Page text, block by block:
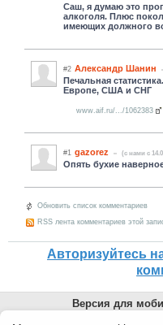
Саш, я думаю это
алкоголя. Плюс
имеющих должного
#2 Александр Шанин
Печальная
Европе, США и СНГ
www.aif.ru/.../1062383
#1 gazorez (c нами с
Опять бухие
Обновить список комментариев
RSS лента комментариев этой
Авторизуйтесь
Версия для